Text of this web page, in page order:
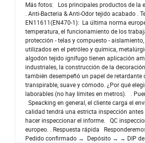
Más fotos: Los principales productos de la
. Anti-Bacteria & Anti-Odor tejido acabado .
EN11611(EN470-1): La última norma
temperatura, el funcionamiento de los
protección - telas y compuesto -
utilizados en el petróleo y química,
algodón tejido ignífugo tienen aplicación
industriales, la construcción de la
también desempeñó un papel de
transpirable, suave y cómodo. ¿Por qué
laborables (no hay límites en metros). .
Speacking en general, el cliente carga el
calidad tendrá una estricta inspección
hacer inspeccionar el informe. QC
europeo. . Respuesta rápida
Pedido confirmado → Depósito → → DIP